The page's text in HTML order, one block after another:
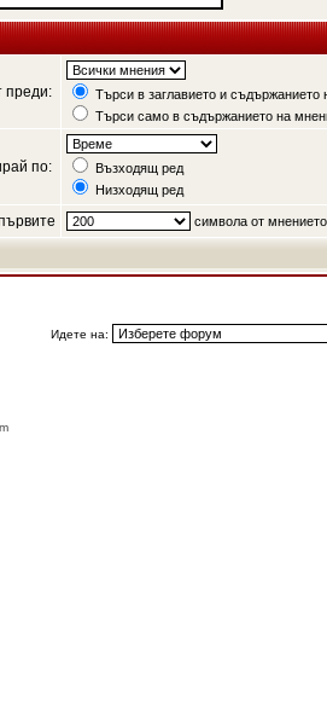
преди:
Търси в заглавието и съдържанието
Търси само в съдържанието на
по:
Възходящ ред
Низходящ ред
символа от мнението
Идете на: